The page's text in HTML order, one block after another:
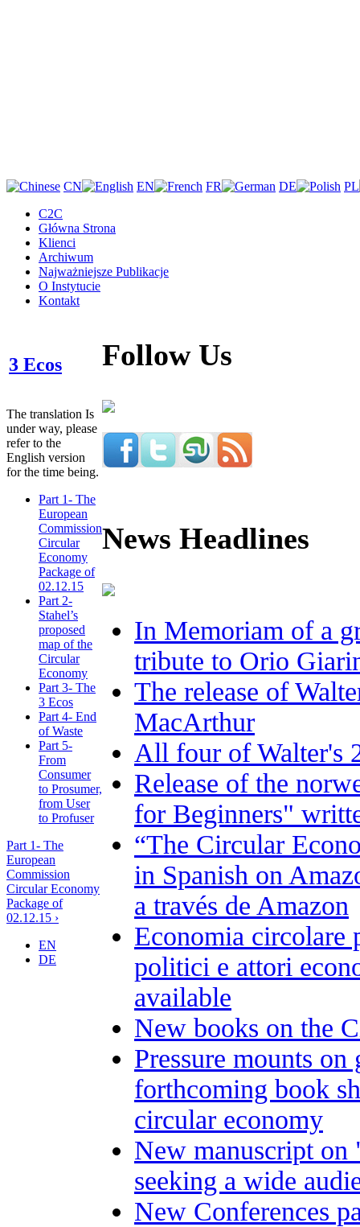
CN EN FR DE
PL
C2C
Główna Strona
Klienci
Archiwum
Najważniejsze Publikacje
O Instytucie
Kontakt
3 Ecos
The translation Is
under way, please
refer to the
English version
for the time being.
Part 1- The
European
Commission
Circular
Economy
Package of
02.12.15
Part 2-
Stahel’s
proposed
map of the
Circular
Economy
Part 3- The
3 Ecos
Part 4- End
of Waste
Part 5-
From
Consumer
to Prosumer,
from User
to Profuser
Part 1- The
European
Commission
Circular Economy
Package of
02.12.15 ›
EN
DE
Follow Us
News Headlines
In Memoriam of a
tribute to Orio
The release of
MacArthur
All four of Walter's
Release of the
for Beginners"
“The Circular
in Spanish on
a través de Amazon
Economia circolare
politici e attori
available
New books on the
Pressure mounts
forthcoming book
circular economy
New manuscript
seeking a wide
New Conferences